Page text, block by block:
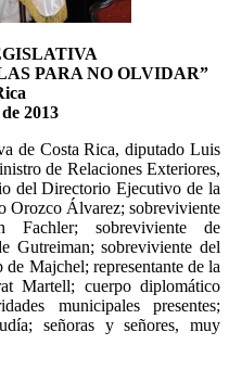
PARA NO OLVIDAR”
2013
de Costa Rica, diputado Luis
de Relaciones Exteriores,
del Directorio Ejecutivo de la
Orozco Álvarez; sobreviviente
Fachler; sobreviviente de
Gutreiman; sobreviviente del
Majchel; representante de la
Martell; cuerpo diplomático
municipales presentes;
señoras y señores, muy